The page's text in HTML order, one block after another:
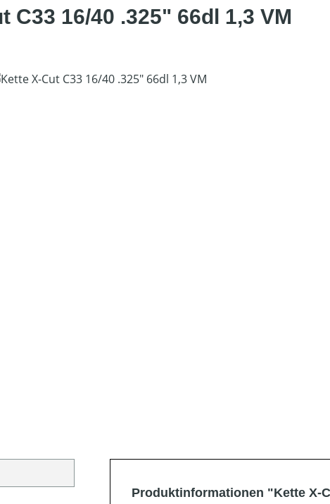
C33 16/40 .325" 66dl 1,3 VM
Produktinformationen "Kette X-